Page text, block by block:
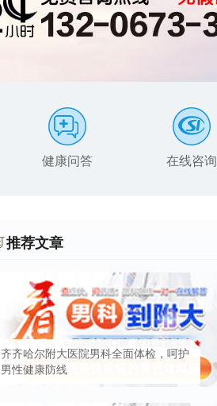
健康问答 在线咨询
推荐文章
齐齐哈尔附大医院男科全面体检，呵护
男性健康防线